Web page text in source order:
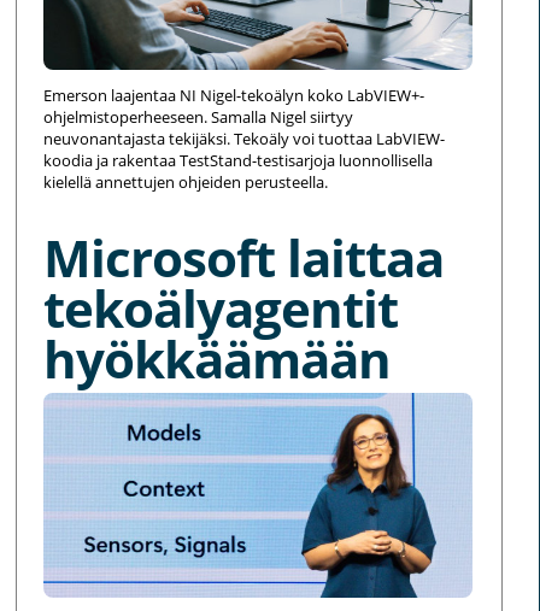
Emerson laajentaa NI Nigel-tekoälyn koko LabVIEW+-
ohjelmistoperheeseen. Samalla Nigel siirtyy
neuvonantajasta tekijäksi. Tekoäly voi tuottaa LabVIEW-
koodia ja rakentaa TestStand-testisarjoja luonnollisella
kielellä annettujen ohjeiden perusteella.
Microsoft laittaa
tekoälyagentit
hyökkäämään